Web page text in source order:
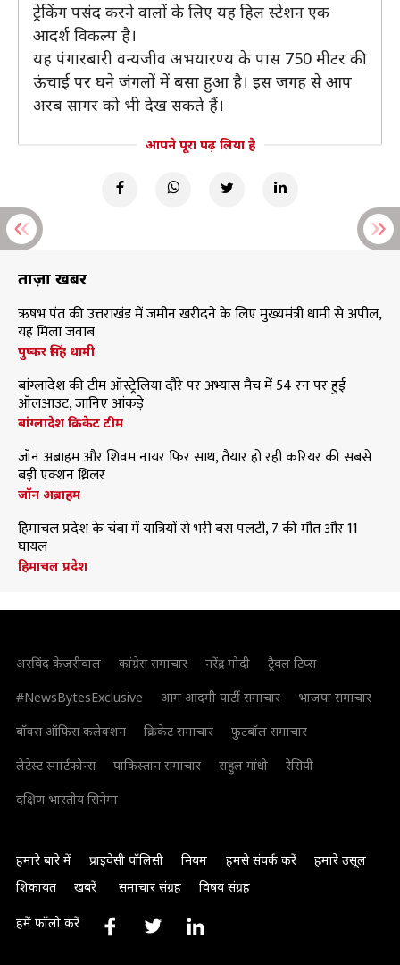
ट्रेकिंग पसंद करने वालों के लिए यह हिल स्टेशन एक
आदर्श विकल्प है।
यह पंगारबारी वन्यजीव अभयारण्य के पास 750 मीटर की
ऊंचाई पर घने जंगलों में बसा हुआ है। इस जगह से आप
अरब सागर को भी देख सकते हैं।
आपने पूरा पढ़ लिया है
ताज़ा खबरें
ऋषभ पंत की उत्तराखंड में जमीन खरीदने के लिए मुख्यमंत्री धामी से अपील,
यह मिला जवाब
पुष्कर सिंह धामी
बांग्लादेश की टीम ऑस्ट्रेलिया दौरे पर अभ्यास मैच में 54 रन पर हुई
ऑलआउट, जानिए आंकड़े
बांग्लादेश क्रिकेट टीम
जॉन अब्राहम और शिवम नायर फिर साथ, तैयार हो रही करियर की सबसे
बड़ी एक्शन थ्रिलर
जॉन अब्राहम
हिमाचल प्रदेश के चंबा में यात्रियों से भरी बस पलटी, 7 की मौत और 11
घायल
हिमाचल प्रदेश
अरविंद केजरीवाल कांग्रेस समाचार नरेंद्र मोदी
ट्रैवल टिप्स
#NewsBytesExclusive
आम आदमी पार्टी समाचार
भाजपा समाचार
बॉक्स ऑफिस कलेक्शन
क्रिकेट समाचार
फुटबॉल समाचार
लेटेस्ट स्मार्टफोन्स
पाकिस्तान समाचार राहुल गांधी
रेसिपी
दक्षिण भारतीय सिनेमा
हमारे बारे में प्राइवेसी पॉलिसी नियम हमसे संपर्क करें
हमारे उसूल
शिकायत
खबरें समाचार संग्रह विषय संग्रह
हमें फॉलो करें